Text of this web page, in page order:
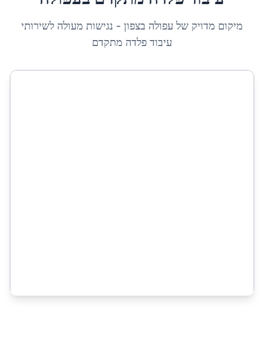
מיקום מדויק של עפולה בצפון - נגישות מעולה לשירותי
עיבוד פלדה מתקדם